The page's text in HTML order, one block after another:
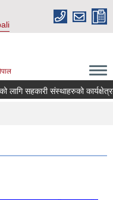
सहकारी संस्थाहरुको कार्यक्षेत्रको